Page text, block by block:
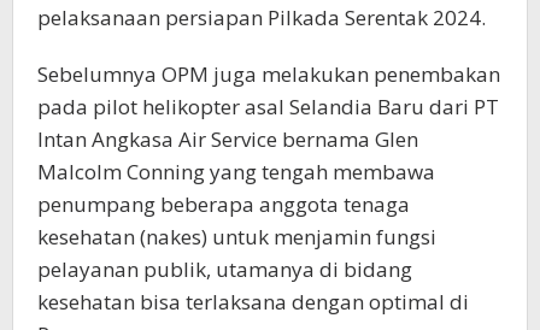
pelaksanaan persiapan Pilkada Serentak 2024.
Sebelumnya OPM juga melakukan penembakan
pada pilot helikopter asal Selandia Baru dari PT
Intan Angkasa Air Service bernama Glen
Malcolm Conning yang tengah membawa
penumpang beberapa anggota tenaga
kesehatan (nakes) untuk menjamin fungsi
pelayanan publik, utamanya di bidang
kesehatan bisa terlaksana dengan optimal di